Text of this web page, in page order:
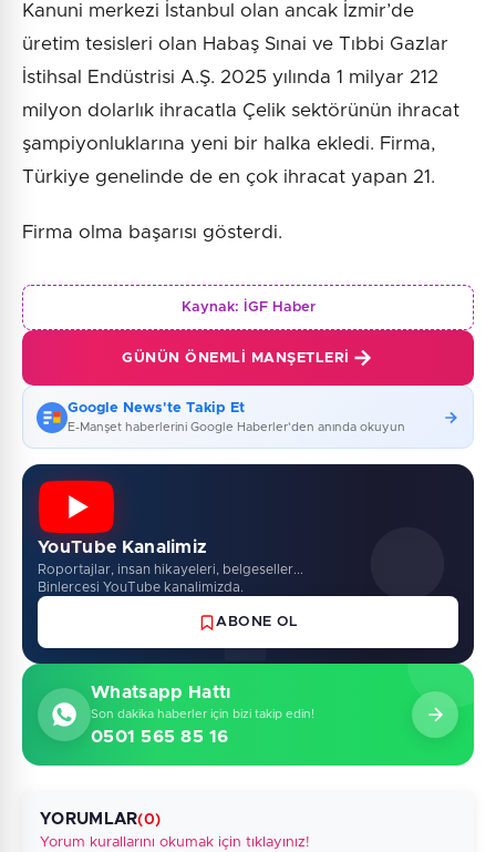
Kanuni merkezi İstanbul olan ancak İzmir’de
üretim tesisleri olan Habaş Sınai ve Tıbbi Gazlar
İstihsal Endüstrisi A.Ş. 2025 yılında 1 milyar 212
milyon dolarlık ihracatla Çelik sektörünün ihracat
şampiyonluklarına yeni bir halka ekledi. Firma,
Türkiye genelinde de en çok ihracat yapan 21.
Firma olma başarısı gösterdi.
Kaynak: İGF Haber
GÜNÜN ÖNEMLI MANŞETLERI
Google News'te Takip Et
E-Manşet haberlerini Google Haberler'den anında okuyun
YouTube Kanalimiz
Roportajlar, insan hikayeleri, belgeseller...
Binlercesi YouTube kanalimizda.
ABONE OL
Whatsapp Hattı
Son dakika haberler için bizi takip edin!
0501 565 85 16
YORUMLAR(0)
Yorum kurallarını okumak için tıklayınız!